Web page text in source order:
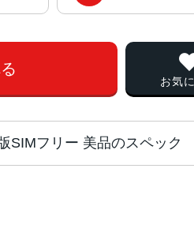
お気
SIMフリー 美品のスペック